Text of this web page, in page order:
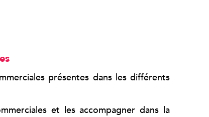
présentes dans les différents
et les accompagner dans la